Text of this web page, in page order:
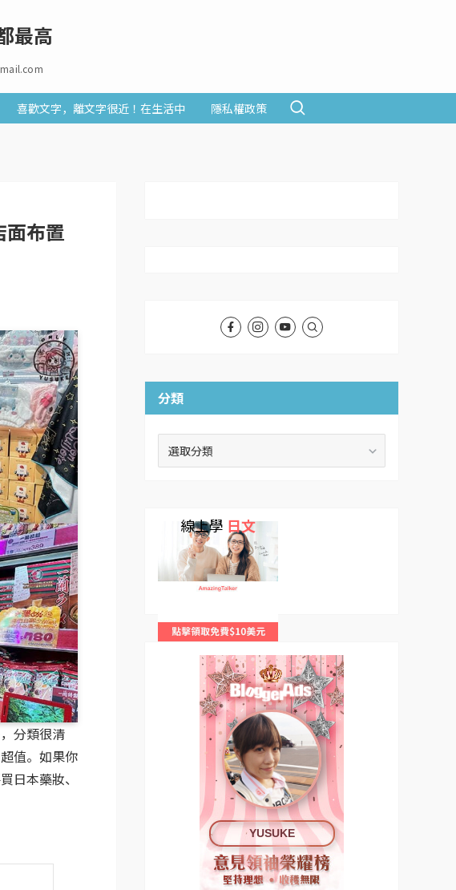
最高
喜歡文字，離文字很近！在生活中 隱私權政策
布置
分類很清
值。如果你
日本藥妝、
分類
線上學 日文
YUSUKE